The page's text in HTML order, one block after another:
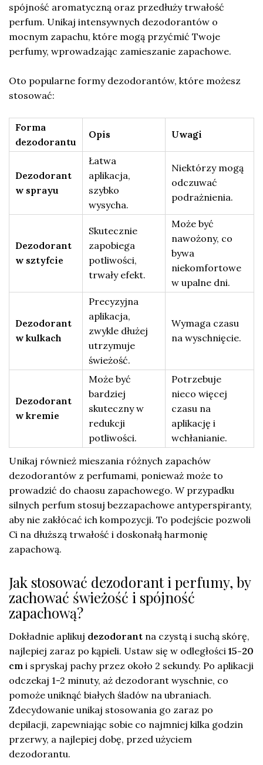
spójność aromatyczną oraz przedłuży trwałość
perfum. Unikaj intensywnych dezodorantów o
mocnym zapachu, które mogą przyćmić Twoje
perfumy, wprowadzając zamieszanie zapachowe.
Oto popularne formy dezodorantów, które możesz
stosować:
Forma
dezodorantu
Opis Uwagi
Dezodorant
w sprayu
Łatwa
aplikacja,
szybko
wysycha.
Niektórzy mogą
odczuwać
podrażnienia.
Dezodorant
w sztyfcie
Skutecznie
zapobiega
potliwości,
trwały efekt.
Może być
nawożony, co
bywa
niekomfortowe
w upalne dni.
Dezodorant
w kulkach
Precyzyjna
aplikacja,
zwykle dłużej
utrzymuje
świeżość.
Wymaga czasu
na wyschnięcie.
Dezodorant
w kremie
Może być
bardziej
skuteczny w
redukcji
potliwości.
Potrzebuje
nieco więcej
czasu na
aplikację i
wchłanianie.
Unikaj również mieszania różnych zapachów
dezodorantów z perfumami, ponieważ może to
prowadzić do chaosu zapachowego. W przypadku
silnych perfum stosuj bezzapachowe antyperspiranty,
aby nie zakłócać ich kompozycji. To podejście pozwoli
Ci na dłuższą trwałość i doskonałą harmonię
zapachową.
Jak stosować dezodorant i perfumy, by
zachować świeżość i spójność
zapachową?
Dokładnie aplikuj dezodorant na czystą i suchą skórę,
najlepiej zaraz po kąpieli. Ustaw się w odległości15-20
cm i spryskaj pachy przez około 2 sekundy. Po aplikacji
odczekaj 1-2 minuty, aż dezodorant wyschnie, co
pomoże uniknąć białych śladów na ubraniach.
Zdecydowanie unikaj stosowania go zaraz po
depilacji, zapewniając sobie co najmniej kilka godzin
przerwy, a najlepiej dobę, przed użyciem
dezodorantu.